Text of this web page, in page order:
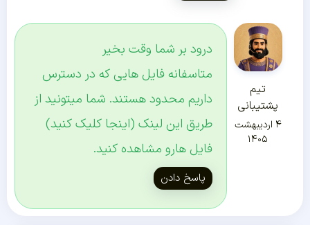
تیم
پشتیبانی
۴ اردیبهشت
۱۴۰۵
درود بر شما وقت بخیر
متاسفانه فایل هایی که در دسترس
داریم محدود هستند. شما میتونید از
طریق این لینک (اینجا کلیک کنید)
فایل هارو مشاهده کنید.
پاسخ دادن